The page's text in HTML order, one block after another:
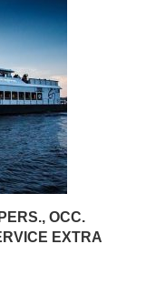
OCC.
EXTRA